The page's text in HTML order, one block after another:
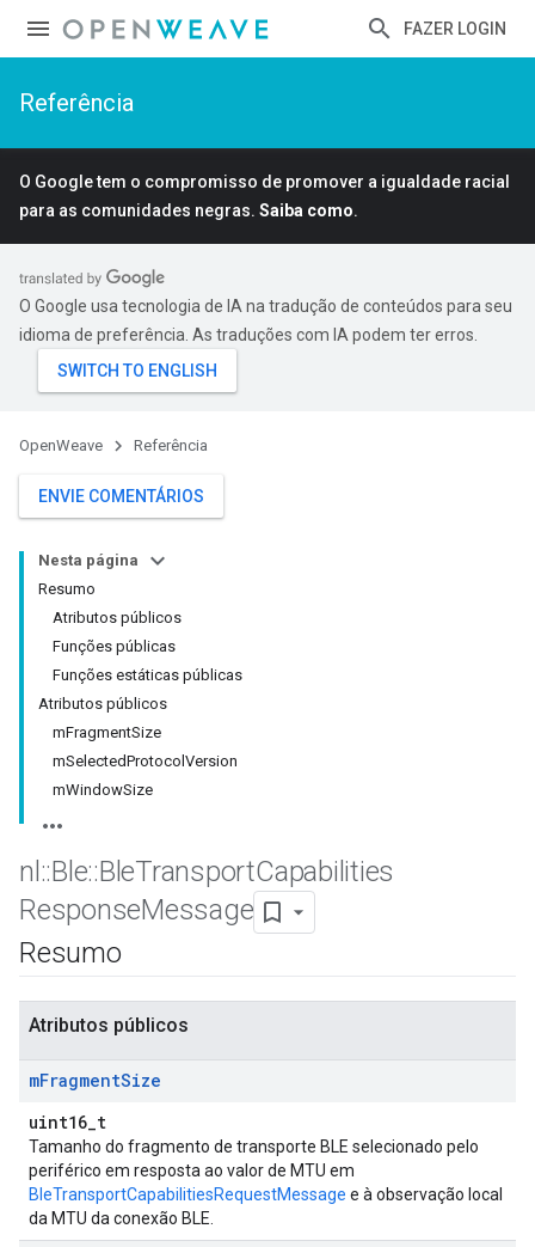
FAZER LOGIN
Referência
O Google tem o compromisso de promover a igualdade racial
para as comunidades negras. Saiba como.
O Google usa tecnologia de IA na tradução de conteúdos para seu
idioma de preferência. As traduções com IA podem ter erros.
OpenWeave Referência
ENVIE COMENTÁRIOS
Nesta página
Resumo
Atributos públicos
Funções públicas
Funções estáticas públicas
Atributos públicos
mFragmentSize
mSelectedProtocolVersion
mWindowSize
nl ::Ble::BleTransportCapabilities
ResponseMessage
Resumo
Atributos públicos
mFragmentSize
uint16_t
Tamanho do fragmento de transporte BLE selecionado pelo
periférico em resposta ao valor de MTU em
BleTransportCapabilitiesRequestMessage e à observação local
da MTU da conexão BLE.